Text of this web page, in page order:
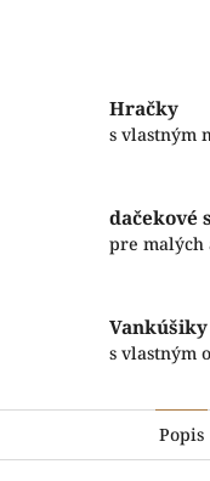
Hračky
s vlastným
dačekové
pre malých
Vankúšiky
s vlastným
Popis